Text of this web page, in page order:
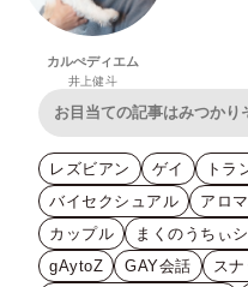
カルぺディエム
井上健斗
レズビアン ゲイ
トラ
バイセクシュアル
アロ
カップル
まくのうちぃ
gAytoZ
GAY会話 ス